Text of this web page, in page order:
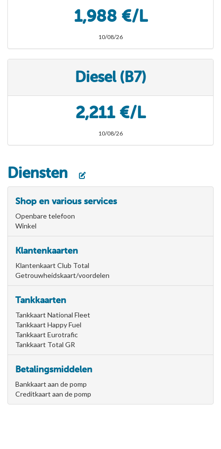
1,988 €/L
10/08/26
Diesel (B7)
2,211 €/L
10/08/26
Diensten
Shop en various services
Openbare telefoon
Winkel
Klantenkaarten
Klantenkaart Club Total
Getrouwheidskaart/voordelen
Tankkaarten
Tankkaart National Fleet
Tankkaart Happy Fuel
Tankkaart Eurotrafic
Tankkaart Total GR
Betalingsmiddelen
Bankkaart aan de pomp
Creditkaart aan de pomp